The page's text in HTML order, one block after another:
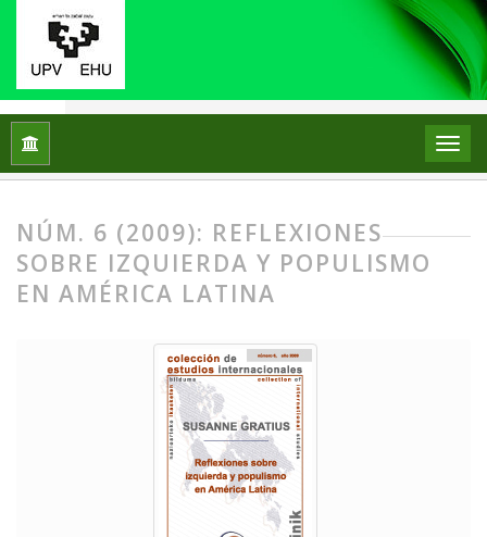
Inicio Núm. 6 (2009): Reflexiones sobre izquierda
NÚM. 6 (2009): REFLEXIONES
SOBRE IZQUIERDA Y POPULISMO
EN AMÉRICA LATINA